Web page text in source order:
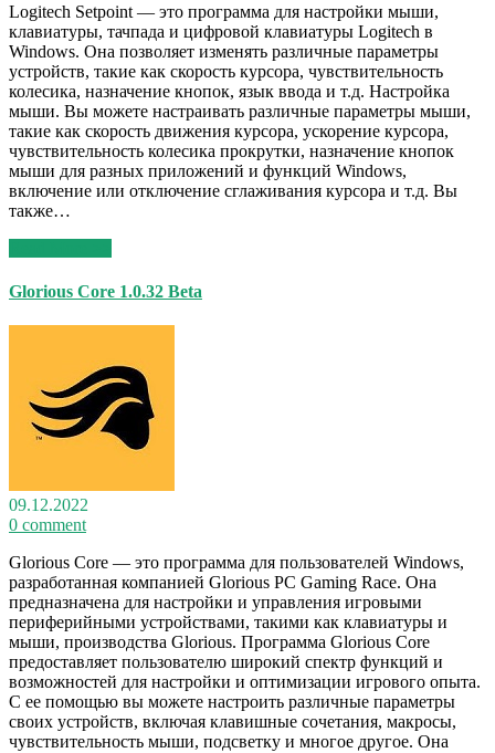
Logitech Setpoint — это программа для настройки мыши,
клавиатуры, тачпада и цифровой клавиатуры Logitech в
Windows. Она позволяет изменять различные параметры
устройств, такие как скорость курсора, чувствительность
колесика, назначение кнопок, язык ввода и т.д. Настройка
мыши. Вы можете настраивать различные параметры мыши,
такие как скорость движения курсора, ускорение курсора,
чувствительность колесика прокрутки, назначение кнопок
мыши для разных приложений и функций Windows,
включение или отключение сглаживания курсора и т.д. Вы
также…
Glorious Core 1.0.32 Beta
09.12.2022
0 comment
Glorious Core — это программа для пользователей Windows,
разработанная компанией Glorious PC Gaming Race. Она
предназначена для настройки и управления игровыми
периферийными устройствами, такими как клавиатуры и
мыши, производства Glorious. Программа Glorious Core
предоставляет пользователю широкий спектр функций и
возможностей для настройки и оптимизации игрового опыта.
С ее помощью вы можете настроить различные параметры
своих устройств, включая клавишные сочетания, макросы,
чувствительность мыши, подсветку и многое другое. Она